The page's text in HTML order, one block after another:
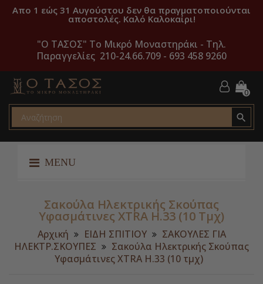
Απο 1 εώς 31 Αυγούστου δεν θα πραγματοποιούνται
αποστολές. Καλό Καλοκαίρι!
"O ΤΑΣΟΣ" Το Μικρό Μοναστηράκι - Τηλ.
Παραγγελίες 210-24.66.709 - 693 458 9260
0

MENU
Σακούλα Ηλεκτρικής Σκούπας
Yφασμάτινες XTRA H.33 (10 Τμχ)
Αρχική ΕΙΔΗ ΣΠΙΤΙΟΥ
ΣΑΚΟΥΛΕΣ ΓΙΑ
ΗΛΕΚΤΡ.ΣΚΟΥΠΕΣ
Σακούλα Ηλεκτρικής Σκούπας
Yφασμάτινες XTRA H.33 (10 τμχ)